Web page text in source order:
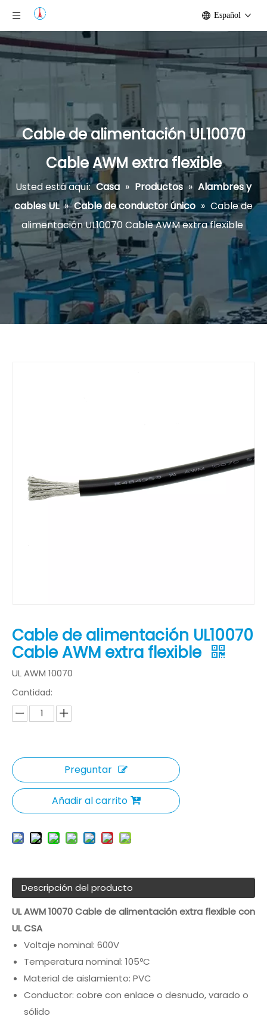
Español
Cable de alimentación UL10070
Cable AWM extra flexible
Usted está aquí: Casa » Productos » Alambres y
cables UL » Cable de conductor único » Cable de
alimentación UL10070 Cable AWM extra flexible
Cable de alimentación UL10070
Cable AWM extra flexible
UL AWM 10070
Cantidad:
Preguntar
Añadir al carrito
Descripción del producto
UL AWM 10070 Cable de alimentación extra flexible con
UL CSA
Voltaje nominal: 600V
Temperatura nominal: 105ºC
Material de aislamiento: PVC
Conductor: cobre con enlace o desnudo, varado o
sólido